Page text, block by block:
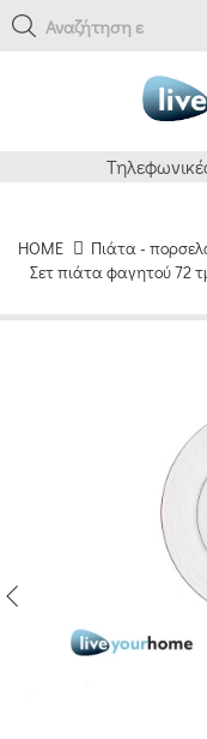
Αναζήτηση εδώ
HOME Πιάτα -
Σετ πιάτα φαγητού 72